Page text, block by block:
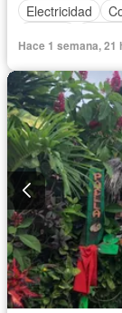
Electricidad
Conserje
Piscina
Hace 1 semana, 21